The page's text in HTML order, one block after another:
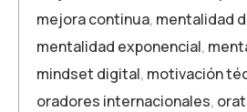
mejora continua, mentalidad
mentalidad exponencial,
mindset digital, motivación
oradores internacionales,